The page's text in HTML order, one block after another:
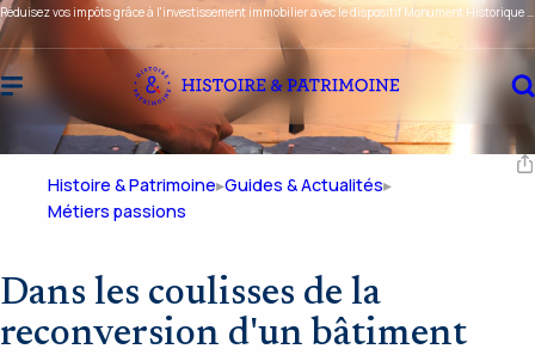
Histoire & Patrimoine Guides & Actualités
Métiers passions
Dans les coulisses de la
reconversion d'un bâtiment